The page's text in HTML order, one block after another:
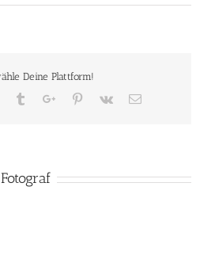
Deine Plattform!
TumblrGoogle+Pinterest
Vk Email
Fotograf